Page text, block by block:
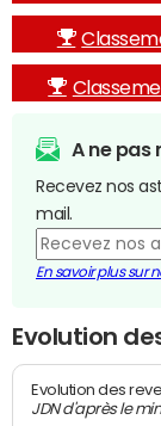
A ne pas
Recevez nos
mail.
En savoir plus sur
Evolution
Evolution des
JDN d'après le